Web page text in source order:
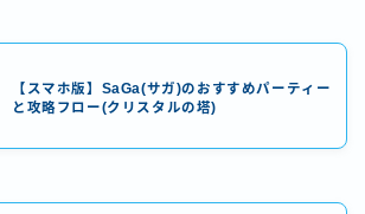
【スマホ版】SaGa(サガ)のおすすめパーティー
と攻略フロー(クリスタルの塔)